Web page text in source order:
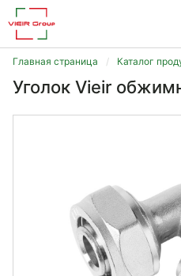
Главная страница Каталог
Уголок Vieir